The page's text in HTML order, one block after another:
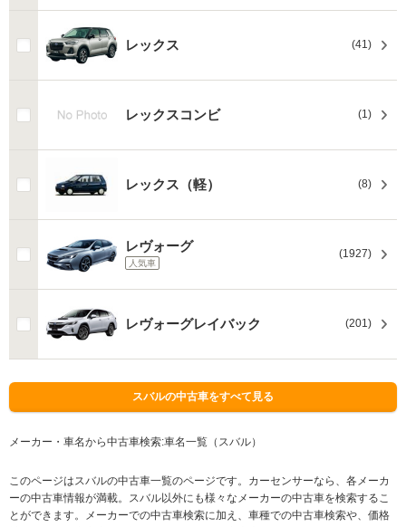
レックス (41)
レックスコンビ (1)
レックス（軽） (8)
レヴォーグ
人気車
(1927)
レヴォーグレイバック (201)
スバルの中古車をすべて見る
メーカー・車名から中古車検索:車名一覧（スバル）
このページはスバルの中古車一覧のページです。カーセンサーなら、各メーカ
ーの中古車情報が満載。スバル以外にも様々なメーカーの中古車を検索するこ
とができます。メーカーでの中古車検索に加え、車種での中古車検索や、価格